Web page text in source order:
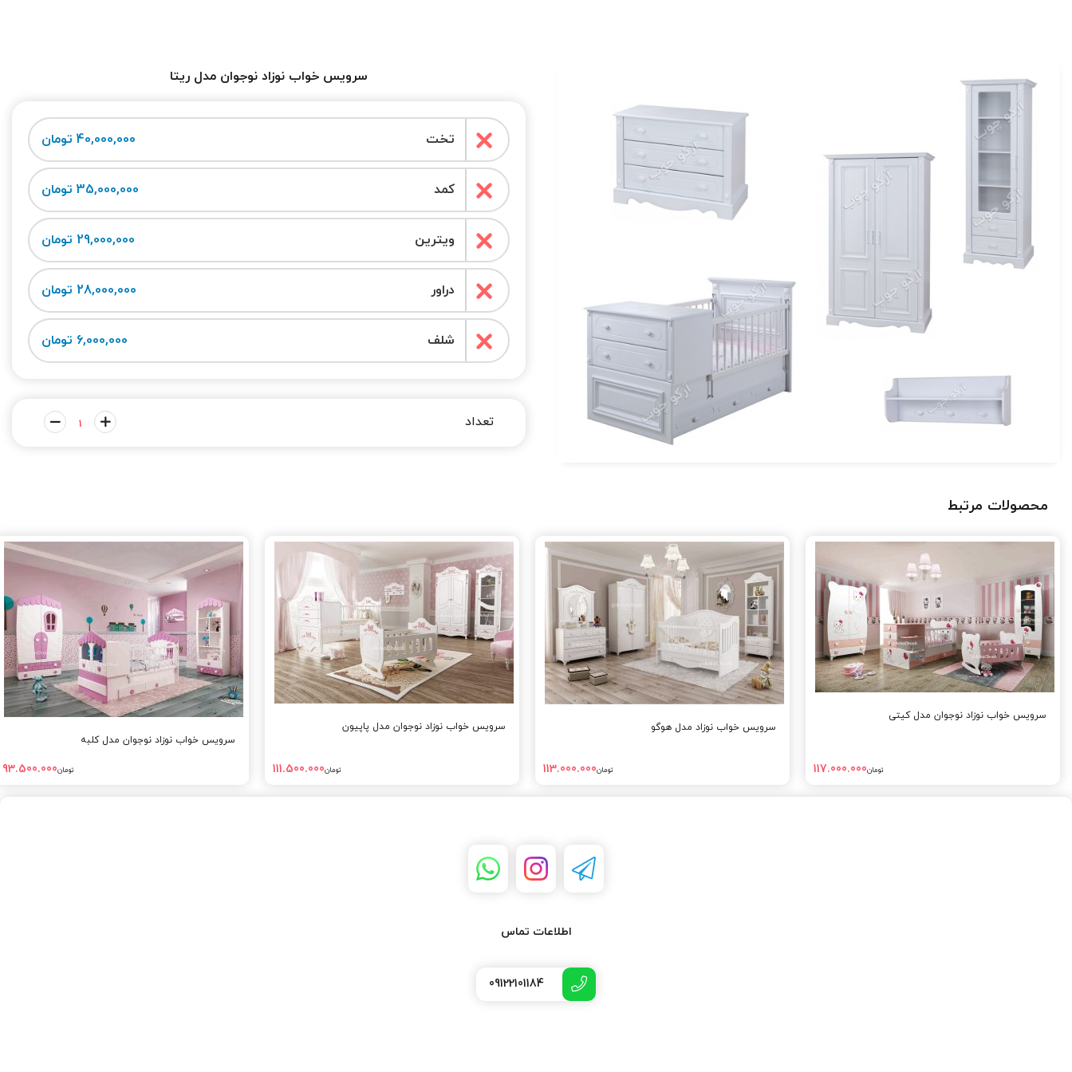
سرویس خواب نوزاد نوجوان مدل ریتا
تخت 40,000,000 تومان
کمد 35,000,000 تومان
ویترین 29,000,000 تومان
دراور 28,000,000 تومان
شلف 6,000,000 تومان
محصولات مرتبط
سرویس خواب نوزاد نوجوان مدل کیتی
تومان117.000.000
سرویس خواب نوزاد مدل هوگو
تومان113.000.000
سرویس خواب نوزاد نوجوان مدل پاپیون
تومان111.500.000
سرویس خواب نوزاد نوجوان مدل کلبه
تومان93.500.000
اطلاعات تماس
09122101184